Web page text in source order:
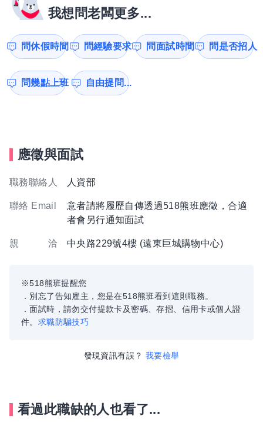
我想問老闆更多...
問休假時間 問經驗要求 問面試時間 問是否招人
問幾點上班 自由提問...
應徵與面試
職務聯絡人 人資部
聯絡 Email
意者請將履歷自傳透過518熊班應徵，合適
者會另行通知面試
親 洽 中央路229號4樓 (遠東巨城購物中心)
※518熊班提醒您
．別忘了告知雇主，您是在518熊班看到這則職務。
．面試時，請勿交付提款卡及密碼、存摺、信用卡或個人證
件。 求職防騙技巧
發現資訊有誤？ 我要檢舉
看過此職缺的人也看了...